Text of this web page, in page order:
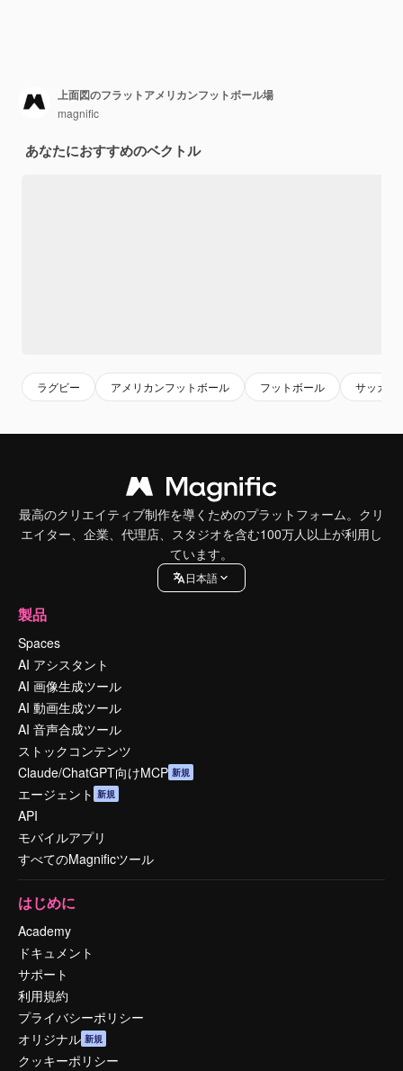
上面図のフラットアメリカンフットボール場
magnific
あなたにおすすめのベクトル
ラグビー アメリカンフットボール フットボール サッカー
最高のクリエイティブ制作を導くためのプラットフォーム。クリ
エイター、企業、代理店、スタジオを含む100万人以上が利用し
ています。
日本語
製品
Spaces
AI アシスタント
AI 画像生成ツール
AI 動画生成ツール
AI 音声合成ツール
ストックコンテンツ
Claude/ChatGPT向けMCP 新規
エージェント 新規
API
モバイルアプリ
すべてのMagnificツール
はじめに
Academy
ドキュメント
サポート
利用規約
プライバシーポリシー
オリジナル 新規
クッキーポリシー